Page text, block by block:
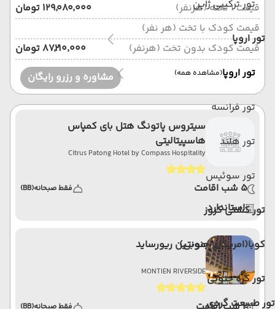
تور ترکیبی ژاپن
تور اروپا
تور اروپا(مشاهده همه)
تور فرانسه
تور هلند
تور سوئیس
تور کشتی کروز
کوبا(امریکای جنوبی)
تور کره جنوبی
تور طبیعت گردی
قیمت 1 تخته (هرنفر)
۱۲۹٬۰۸۰٬۰۰۰ تومان
قیمت کودک با تخت (هر نفر)
قیمت کودک بدون تخت (هرنفر)
۸۷٬۲۱۰٬۰۰۰ تومان
مشاوره و رزرو رایگان
سیتروس پاتونگ هتل بای کمپاس
هاسپیتالیتی
Citrus Patong Hotel by Compass Hospitality
5 شب اقامت فقط صبحانه(BB)
استاندارد
مونتین ریورساید
MONTIEN RIVERSIDE